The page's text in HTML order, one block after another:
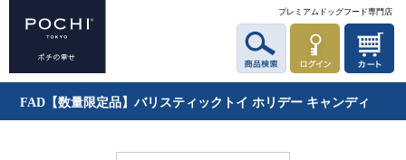
プレミアムドッグフード専門店
FAD【数量限定品】バリスティックトイ ホリデー キャンディ